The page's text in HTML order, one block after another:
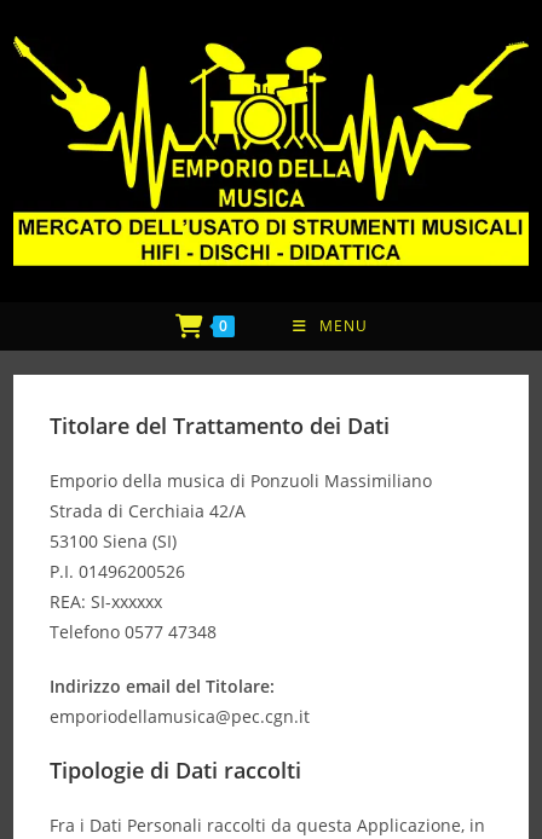
0 MENU
Titolare del Trattamento dei Dati
Emporio della musica di Ponzuoli Massimiliano
Strada di Cerchiaia 42/A
53100 Siena (SI)
P.I. 01496200526
REA: SI-xxxxxx
Telefono 0577 47348
Indirizzo email del Titolare:
emporiodellamusica@pec.cgn.it
Tipologie di Dati raccolti
Fra i Dati Personali raccolti da questa Applicazione, in